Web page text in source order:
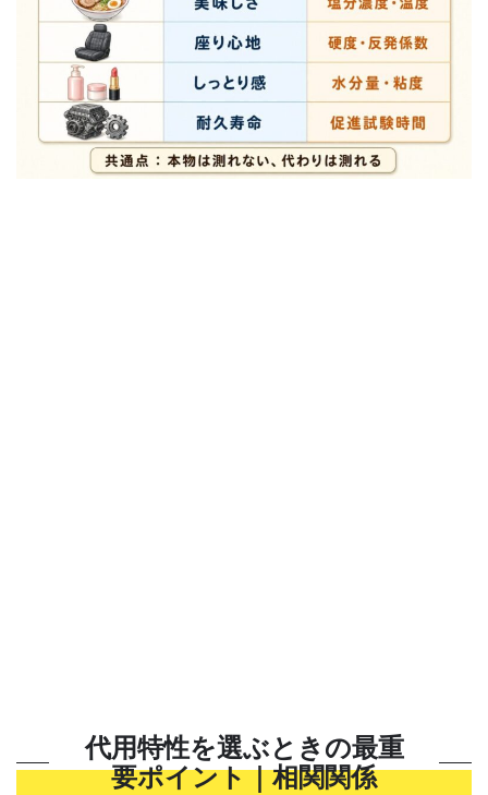
代用特性を選ぶときの最重
要ポイント｜相関関係